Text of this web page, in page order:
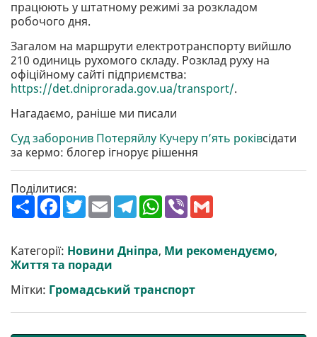
працюють у штатному режимі за розкладом
робочого дня.
Загалом на маршрути електротранспорту вийшло
210 одиниць рухомого складу. Розклад руху на
офіційному сайті підприємства:
https://det.dniprorada.gov.ua/transport/.
Нагадаємо, раніше ми писали
Суд заборонив Потеряйлу Кучеру п’ять роківсідати
за кермо: блогер ігнорує рішення
Поділитися:
П
о
р
и
т
F
a
b
o
o
T
w
t
e
r
E
m
l
T
e
g
r
W
h
s
A
V
r l
Категорії: Новини Дніпра, Ми рекомендуємо,
Життя та поради
Мітки: Громадський транспорт